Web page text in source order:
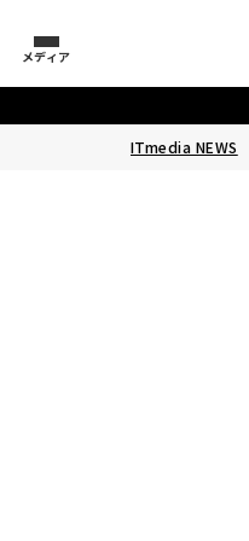
メディア
ITmedia NEWS